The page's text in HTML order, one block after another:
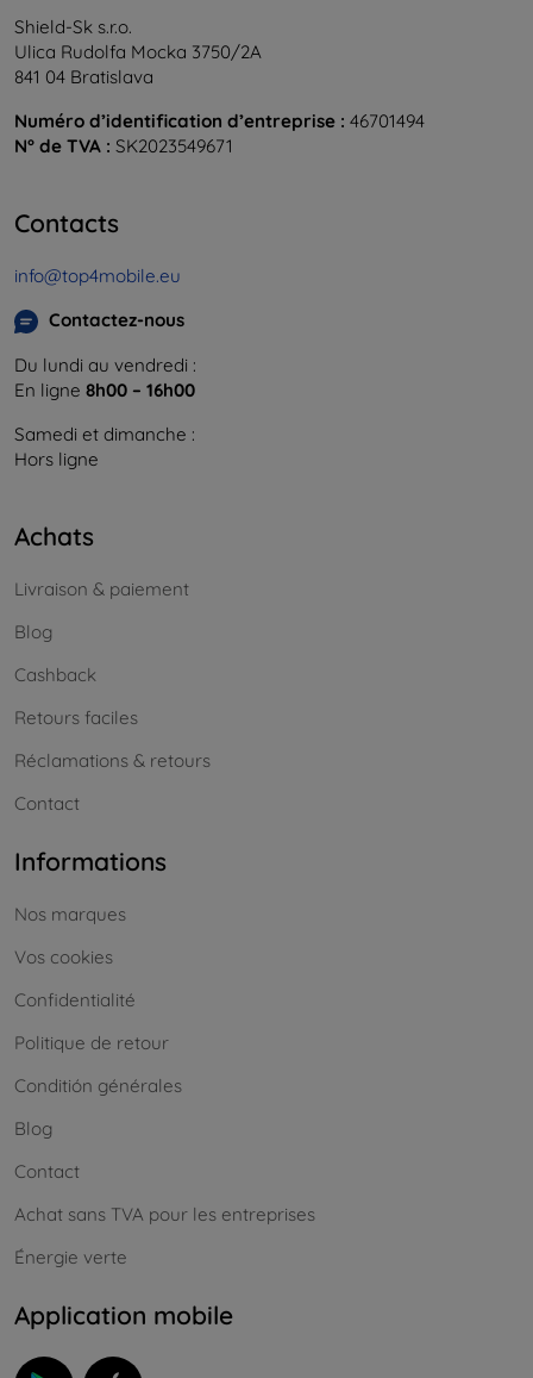
Shield-Sk s.r.o.
Ulica Rudolfa Mocka 3750/2A
841 04 Bratislava
Numéro d’identification d’entreprise : 46701494
N° de TVA : SK2023549671
Contacts
info@top4mobile.eu
Contactez-nous
Du lundi au vendredi :
En ligne 8h00 – 16h00
Samedi et dimanche :
Hors ligne
Achats
Livraison & paiement
Blog
Cashback
Retours faciles
Réclamations & retours
Contact
Informations
Nos marques
Vos cookies
Confidentialité
Politique de retour
Conditión générales
Blog
Contact
Achat sans TVA pour les entreprises
Énergie verte
Application mobile